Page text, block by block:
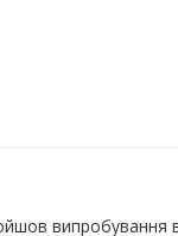
випробування